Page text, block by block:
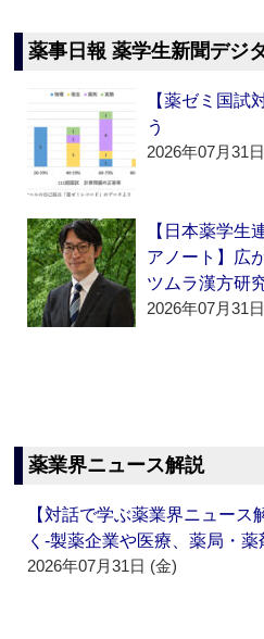
薬事日報 薬学生新聞デジ
【薬ゼミ国試
う
2026年07月31
【日本薬学生
アノート】広
ツムラ漢方研
2026年07月31
薬業界ニュース解説
【対話で学ぶ薬業界ニュー
く‐製薬企業や医療、薬局・
2026年07月31日 (金)